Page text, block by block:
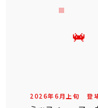
2026年6 月 上旬 登